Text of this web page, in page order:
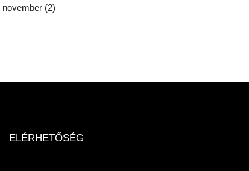
november (2)
ELÉRHETŐSÉG